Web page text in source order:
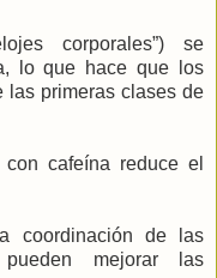
corporales”) se
lo que hace que los
las primeras clases de
cafeína reduce el
coordinación de las
pueden mejorar las